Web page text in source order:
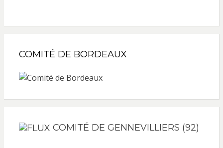
COMITÉ DE BORDEAUX
COMITÉ DE GENNEVILLIERS (92)